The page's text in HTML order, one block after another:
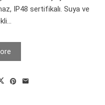
IP48 sertifikalı. Suya ve